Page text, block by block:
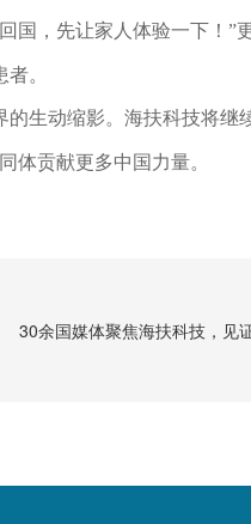
国，先让家人体验一下！ ”
。
的生动缩影。海扶科技将继
贡献更多中国力量。
30余国媒体聚焦海扶科技，见